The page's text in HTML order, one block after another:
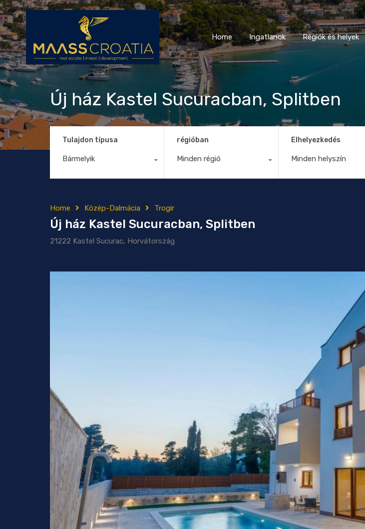
Home Ingatlanok Régiók és
Home Ingatlanok Régiók és helyek
Új ház Kastel Sucuracban, Splitben
Tulajdon típusa
Bármelyik
régióban
Minden régió
Elhelyezkedés
Minden helyszín
Home Közép-Dalmácia Trogir
Új ház Kastel Sucuracban, Splitben
21222 Kastel Sucurac, Horvátország